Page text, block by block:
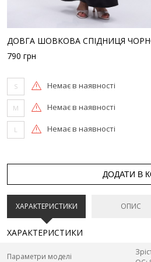
ДОВГА ШОВКОВА СПІДНИЦЯ
790 грн
S Немає в наявності
M Немає в наявності
L Немає в наявності
ДОДАТИ В
ХАРАКТЕРИСТИКИ ОПИС
ХАРАКТЕРИСТИКИ
Параметри моделі